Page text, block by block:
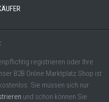
registrieren oder Ihre
B2B Online Marktplatz Shop ist
Sie müssen sich nur
und schon können Sie